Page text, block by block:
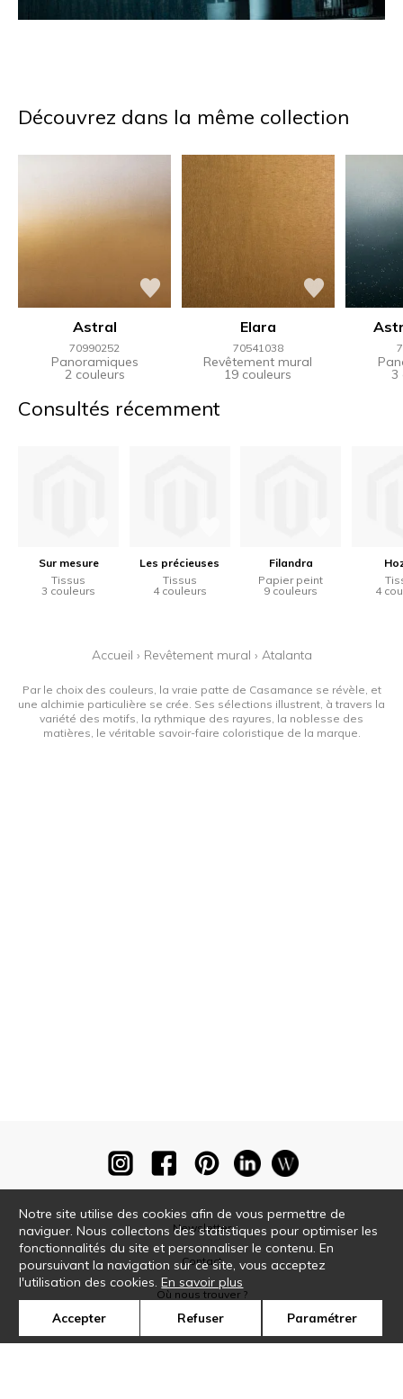
Découvrez dans la même collection
Astral
70990252
Panoramiques
2 couleurs
Elara
70541038
Revêtement mural
19 couleurs 3
Consultés récemment
Sur mesure
Tissus
3 couleurs
Les précieuses
Tissus
4 couleurs
Filandra
Papier peint
9 couleurs
4
Accueil › Revêtement mural › Atalanta
Par le choix des couleurs, la vraie patte de Casamance se révèle, et
une alchimie particulière se crée. Ses sélections illustrent, à travers la
variété des motifs, la rythmique des rayures, la noblesse des
matières, le véritable savoir-faire coloristique de la marque.
Newsletter
Contact
Où nous trouver ?
Notre site utilise des cookies afin de vous permettre de
naviguer. Nous collectons des statistiques pour optimiser les
fonctionnalités du site et personnaliser le contenu. En
poursuivant la navigation sur ce site, vous acceptez
l'utilisation des cookies.En savoir plus
Accepter Refuser Paramétrer